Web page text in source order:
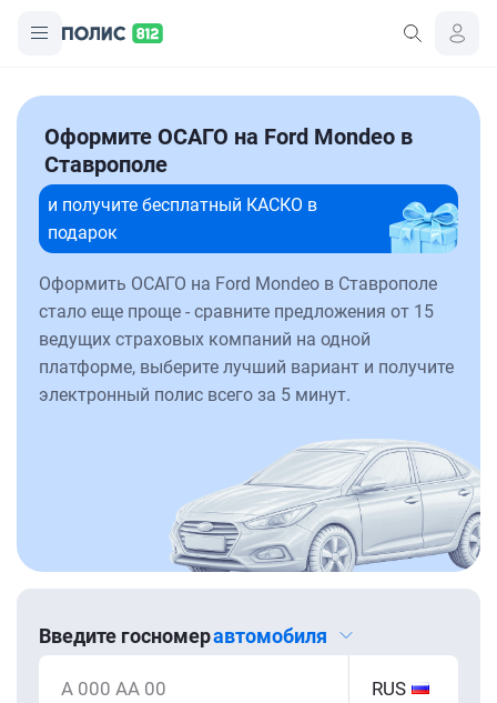
Оформите ОСАГО на Ford Mondeo в
Ставрополе
и получите бесплатный КАСКО в
подарок
Оформить ОСАГО на Ford Mondeo в Ставрополе
стало еще проще - сравните предложения от 15
ведущих страховых компаний на одной
платформе, выберите лучший вариант и получите
электронный полис всего за 5 минут.
Введите госномеравтомобиля
А 000 АА 00 RUS